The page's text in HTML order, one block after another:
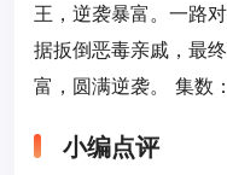
王，逆袭暴富。一路
据扳倒恶毒亲戚，最
富，圆满逆袭。 集数
小编点评